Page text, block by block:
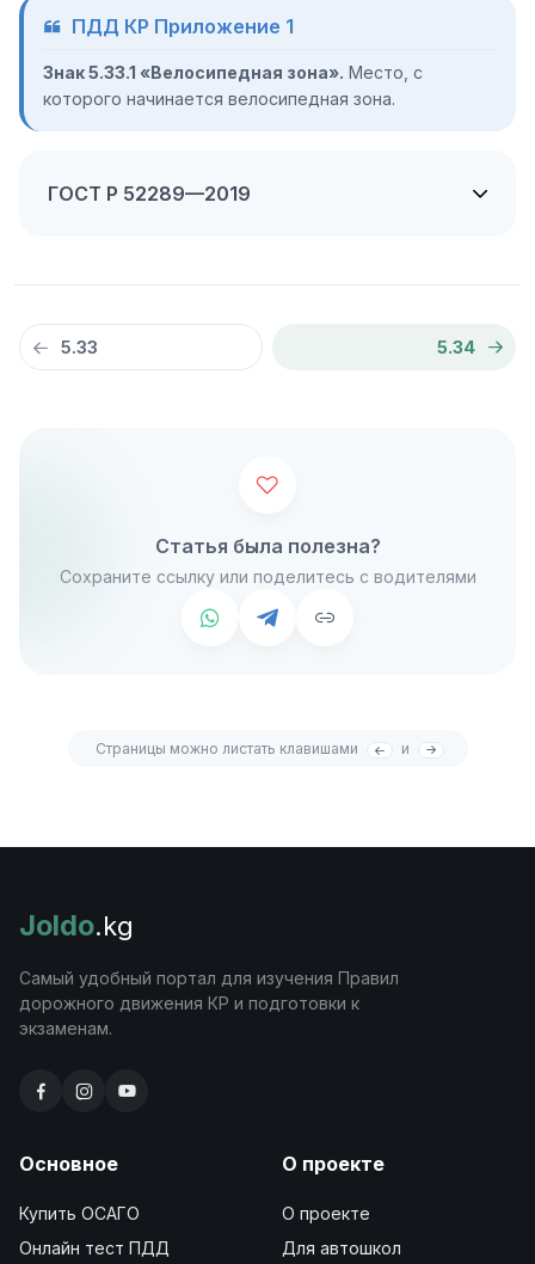
ПДД КР Приложение 1
Знак 5.33.1 «Велосипедная зона». Место, с
которого начинается велосипедная зона.
ГОСТ Р 52289—2019
5.33 5.34
Статья была полезна?
Сохраните ссылку или поделитесь с водителями
Страницы можно листать клавишами и
Joldo.kg
Самый удобный портал для изучения Правил
дорожного движения КР и подготовки к
экзаменам.
Основное
Купить ОСАГО
Онлайн тест ПДД
О проекте
О проекте
Для автошкол